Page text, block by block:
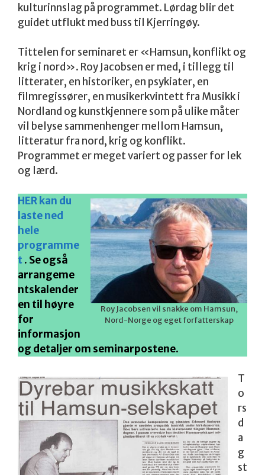
kulturinnslag på programmet. Lørdag blir det
guidet utflukt med buss til Kjerringøy.
Tittelen for seminaret er «Hamsun, konflikt og
krig i nord». Roy Jacobsen er med, i tillegg til
litterater, en historiker, en psykiater, en
filmregissører, en musikerkvintett fra Musikk i
Nordland og kunstkjennere som på ulike måter
vil belyse sammenhenger mellom Hamsun,
litteratur fra nord, krig og konflikt.
Programmet er meget variert og passer for lek
og lærd.
Roy Jacobsen vil snakke om Hamsun,
Nord-Norge og eget forfatterskap
HER kan du
laste ned
hele
programme
t . Se også
arrangeme
ntskalender
en til høyre
for
informasjon
og detaljer om seminarpostene.
T
o
rs
d
a
g
st